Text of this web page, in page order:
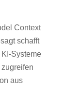
Context
schafft
Systeme
aus